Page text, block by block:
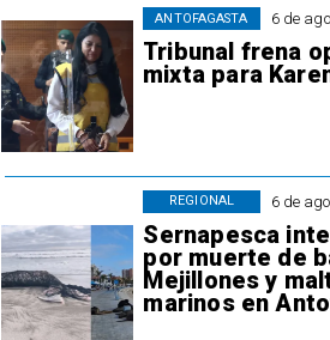
6 de
Tribunal frena
mixta para
ANTOFAGASTA
6 de
Sernapesca
por muerte de
Mejillones y
marinos en
REGIONAL